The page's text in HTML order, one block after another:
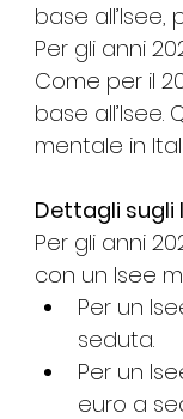
base
Per gli anni
Come per il
base
mentale in
Dettagli sugli
Per gli anni
con un Isee
Per un
seduta.
Per un
euro a